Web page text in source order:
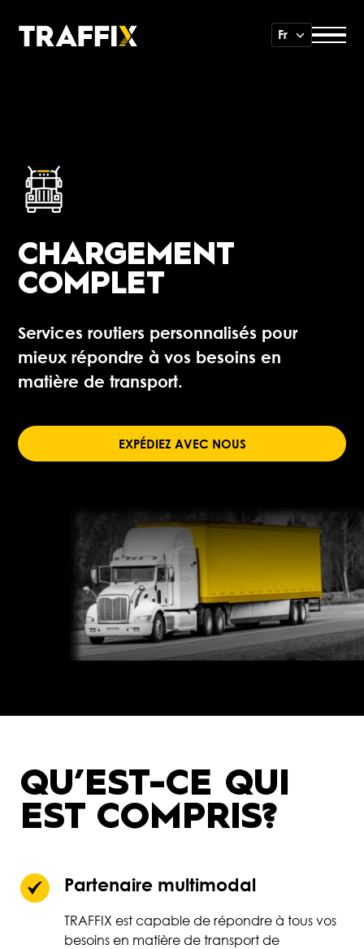
Fr
CHARGEMENT
COMPLET
Services routiers personnalisés pour
mieux répondre à vos besoins en
matière de transport.
EXPÉDIEZ AVEC NOUS
QU’EST-CE QUI
EST COMPRIS?
Partenaire multimodal
TRAFFIX est capable de répondre à tous vos
besoins en matière de transport de